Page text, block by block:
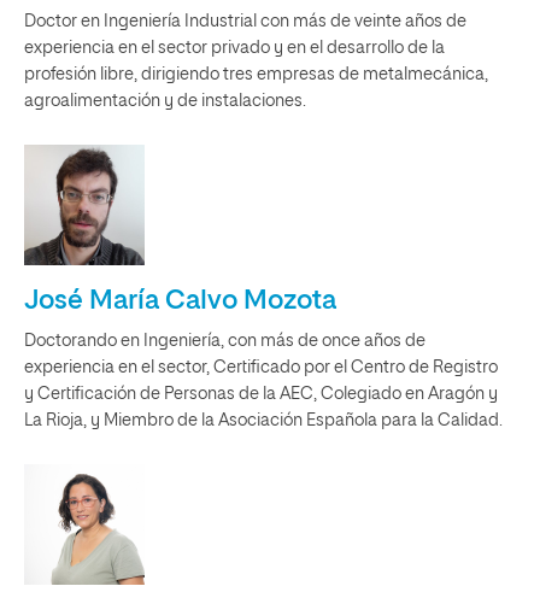
Doctor en Ingeniería Industrial con más de veinte años de
experiencia en el sector privado y en el desarrollo de la
profesión libre, dirigiendo tres empresas de metalmecánica,
agroalimentación y de instalaciones.
José María Calvo Mozota
Doctorando en Ingeniería, con más de once años de
experiencia en el sector, Certificado por el Centro de Registro
y Certificación de Personas de la AEC, Colegiado en Aragón y
La Rioja, y Miembro de la Asociación Española para la Calidad.